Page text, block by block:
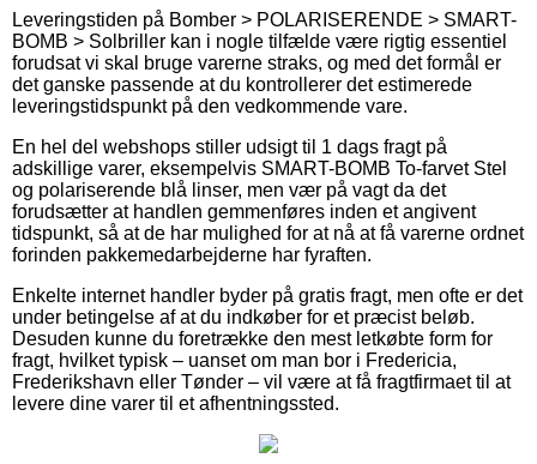
Leveringstiden på Bomber > POLARISERENDE > SMART-
BOMB > Solbriller kan i nogle tilfælde være rigtig essentiel
forudsat vi skal bruge varerne straks, og med det formål er
det ganske passende at du kontrollerer det estimerede
leveringstidspunkt på den vedkommende vare.
En hel del webshops stiller udsigt til 1 dags fragt på
adskillige varer, eksempelvis SMART-BOMB To-farvet Stel
og polariserende blå linser, men vær på vagt da det
forudsætter at handlen gemmenføres inden et angivent
tidspunkt, så at de har mulighed for at nå at få varerne ordnet
forinden pakkemedarbejderne har fyraften.
Enkelte internet handler byder på gratis fragt, men ofte er det
under betingelse af at du indkøber for et præcist beløb.
Desuden kunne du foretrække den mest letkøbte form for
fragt, hvilket typisk – uanset om man bor i Fredericia,
Frederikshavn eller Tønder – vil være at få fragtfirmaet til at
levere dine varer til et afhentningssted.